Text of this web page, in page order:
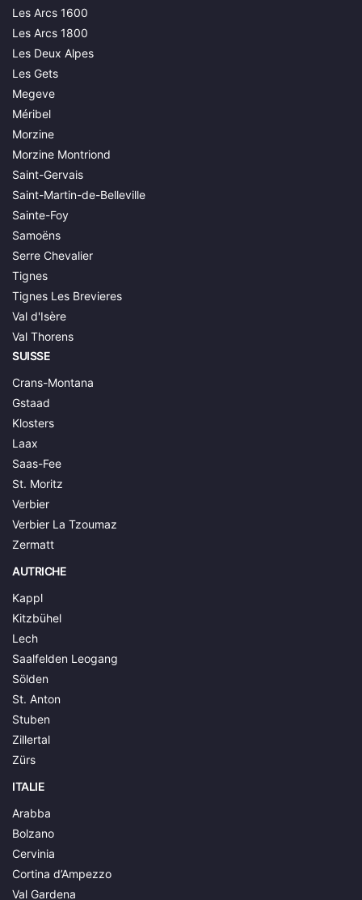
Les Arcs 1600
Les Arcs 1800
Les Deux Alpes
Les Gets
Megeve
Méribel
Morzine
Morzine Montriond
Saint-Gervais
Saint-Martin-de-Belleville
Sainte-Foy
Samoëns
Serre Chevalier
Tignes
Tignes Les Brevieres
Val d'Isère
Val Thorens
SUISSE
Crans-Montana
Gstaad
Klosters
Laax
Saas-Fee
St. Moritz
Verbier
Verbier La Tzoumaz
Zermatt
AUTRICHE
Kappl
Kitzbühel
Lech
Saalfelden Leogang
Sölden
St. Anton
Stuben
Zillertal
Zürs
ITALIE
Arabba
Bolzano
Cervinia
Cortina d’Ampezzo
Val Gardena